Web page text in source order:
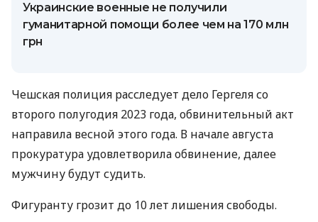
Украинские военные не получили
гуманитарной помощи более чем на 170 млн
грн
Чешская полиция расследует дело Гергеля со
второго полугодия 2023 года, обвинительный акт
направила весной этого года. В начале августа
прокуратура удовлетворила обвинение, далее
мужчину будут судить.
Фигуранту грозит до 10 лет лишения свободы.